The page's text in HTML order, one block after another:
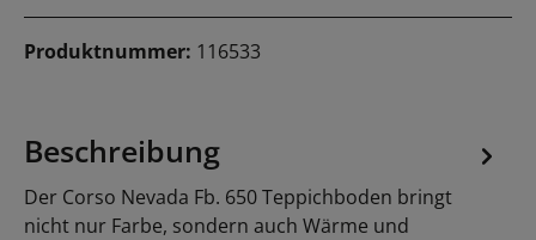
Produktnummer: 116533
Beschreibung
Der Corso Nevada Fb. 650 Teppichboden bringt
nicht nur Farbe, sondern auch Wärme und